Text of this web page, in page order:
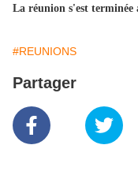
La réunion s'est terminée
#REUNIONS
Partager